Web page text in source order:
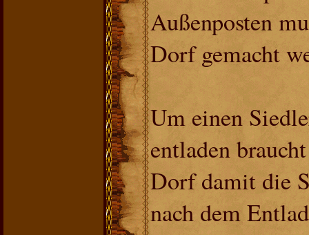
Außenposten
Dorf gemacht
Um einen
entladen
Dorf damit die
nach dem